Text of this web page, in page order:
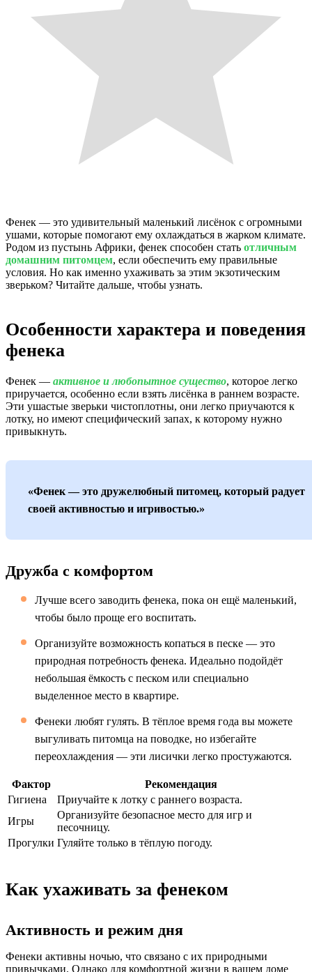
Фенек — это удивительный маленький лисёнок с огромными
ушами, которые помогают ему охлаждаться в жарком климате.
Родом из пустынь Африки, фенек способен стать отличным
домашним питомцем, если обеспечить ему правильные
условия. Но как именно ухаживать за этим экзотическим
зверьком? Читайте дальше, чтобы узнать.
Особенности характера и поведения
фенека
Фенек — активное и любопытное существо, которое легко
приручается, особенно если взять лисёнка в раннем возрасте.
Эти ушастые зверьки чистоплотны, они легко приучаются к
лотку, но имеют специфический запах, к которому нужно
привыкнуть.
«Фенек — это дружелюбный питомец, который радует
своей активностью и игривостью.»
Дружба с комфортом
Лучше всего заводить фенека, пока он ещё маленький,
чтобы было проще его воспитать.
Организуйте возможность копаться в песке — это
природная потребность фенека. Идеально подойдёт
небольшая ёмкость с песком или специально
выделенное место в квартире.
Фенеки любят гулять. В тёплое время года вы можете
выгуливать питомца на поводке, но избегайте
переохлаждения — эти лисички легко простужаются.
Фактор
Рекомендация
Гигиена
Приучайте к лотку с раннего возраста.
Игры
Организуйте безопасное место для игр и
песочницу.
Прогулки Гуляйте только в тёплую погоду.
Как ухаживать за фенеком
Активность и режим дня
Фенеки активны ночью, что связано с их природными
привычками. Однако для комфортной жизни в вашем доме